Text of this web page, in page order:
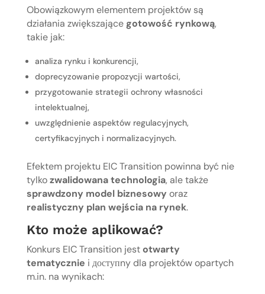
Obowiązkowym elementem projektów są
działania zwiększające gotowość rynkową,
takie jak:
analiza rynku i konkurencji,
doprecyzowanie propozycji wartości,
przygotowanie strategii ochrony własności
intelektualnej,
uwzględnienie aspektów regulacyjnych,
certyfikacyjnych i normalizacyjnych.
Efektem projektu EIC Transition powinna być nie
tylkozwalidowana technologia, ale także
sprawdzony model biznesowy oraz
realistyczny plan wejścia na rynek.
Kto może aplikować?
Konkurs EIC Transition jest otwarty
tematycznie i доступny dla projektów opartych
m.in. na wynikach: